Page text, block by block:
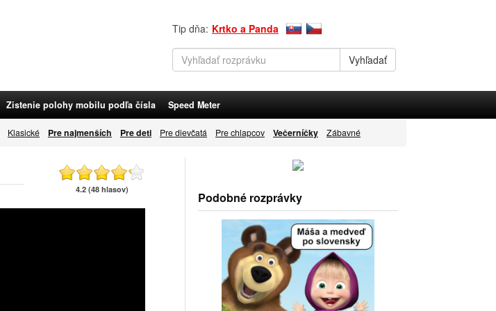
Tip dňa: Krtko a Panda
Zistenie polohy mobilu podľa čísla Speed Meter
Klasické Pre najmenších Pre deti Pre dievčatá Pre chlapcov Večerníčky Zábavné
4.2 (48 hlasov)
Podobné rozprávky